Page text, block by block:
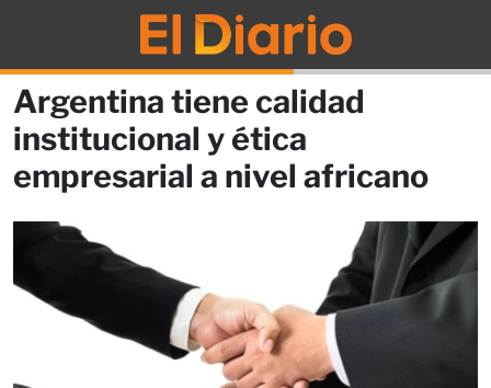
Argentina tiene calidad
institucional y ética
empresarial a nivel africano